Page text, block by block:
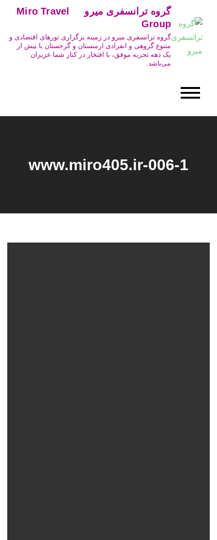
content
گروه ترانسفری میرو Miro Travel
Group
گروه ترانسفری میرو در زمینه برگزاری تورهای اقتصادی و
متنوع گروهی و انفرادی ارمنستان و گرجستان با بیش از
یک دهه تجربه موفق، با افتخار در کنار شما عزیزان
می‌باشد.
www.miro405.ir-006-1